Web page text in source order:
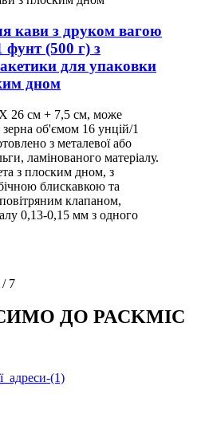
кави з друком вагою
фунт (500 г) з
для упаковки
дном
26 см + 7,5 см, може
зерна об'ємом 16 унцій/1
з металевої або
ламінованого матеріалу.
з плоским дном, з
блискавкою та
клапаном,
0,13-0,15 мм з одного
/ 7
ДО PACKMIC